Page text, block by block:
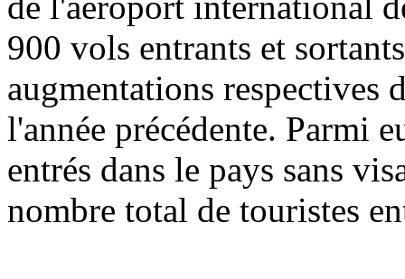
900 vols entrants et
augmentations respectives
l'année précédente. Parmi
entrés dans le pays sans
nombre total de touristes